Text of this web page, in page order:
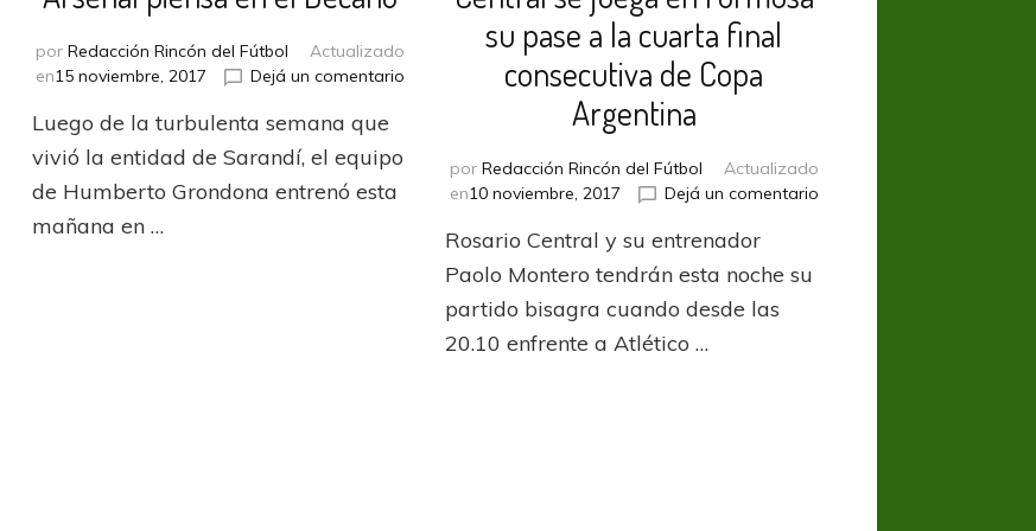
partió
Tucumán
porRedacción Rincón del Fútbol
Actualizado
en15 noviembre, 2017 Dejá un comentario
Decano
Luego de la turbulenta semana que
vivió la entidad de Sarandí, el equipo
de Humberto Grondona entrenó esta
mañana en …
su pase a la cuarta final
consecutiva de Copa
Argentina
por Redacción Rincón del Fútbol
Actualizado
en10 noviembre, 2017 Dejá un comentarioen
Rosario Central y su entrenador
Paolo Montero tendrán esta noche su
partido bisagra cuando desde las
20.10 enfrente a Atlético …